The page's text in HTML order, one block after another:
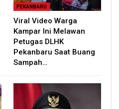
PEKANBARU
Viral Video Warga
Kampar Ini Melawan
Petugas DLHK
Pekanbaru Saat Buang
Sampah…